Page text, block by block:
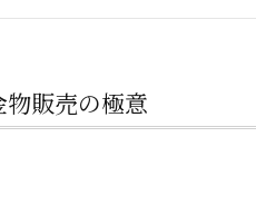
販売の極意